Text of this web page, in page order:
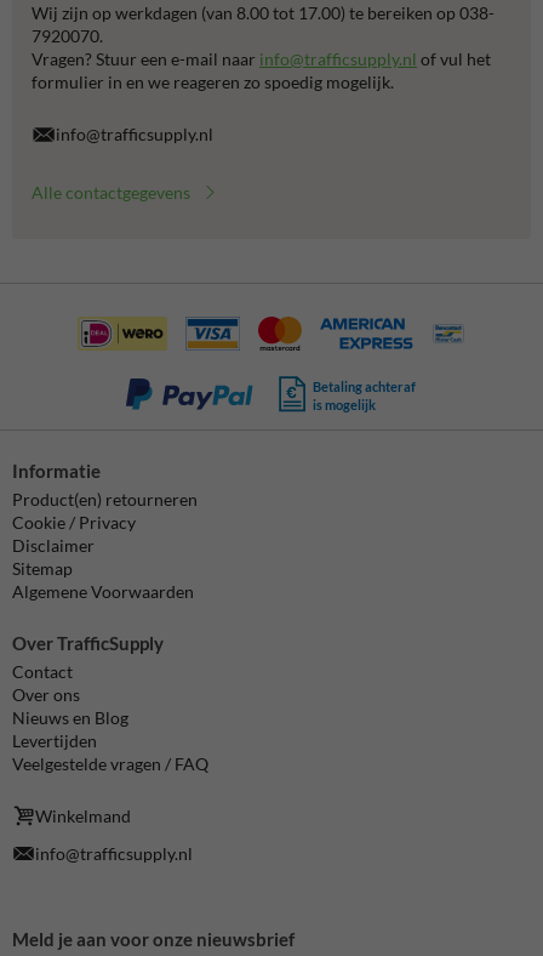
Wij zijn op werkdagen (van 8.00 tot 17.00) te bereiken op 038-
7920070.
Vragen? Stuur een e-mail naar info@trafficsupply.nl of vul het
formulier in en we reageren zo spoedig mogelijk.
info@trafficsupply.nl
Alle contactgegevens
Betaling achteraf
is mogelijk
Informatie
Product(en) retourneren
Cookie / Privacy
Disclaimer
Sitemap
Algemene Voorwaarden
Over TrafficSupply
Contact
Over ons
Nieuws en Blog
Levertijden
Veelgestelde vragen / FAQ
Winkelmand
info@trafficsupply.nl
Meld je aan voor onze nieuwsbrief